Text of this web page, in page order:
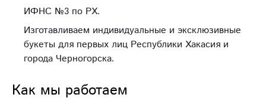
ИФНС №3 по РХ.
Изготавливаем индивидуальные и эксклюзивные
букеты для первых лиц Республики Хакасия и
города Черногорска.
Как мы работаем